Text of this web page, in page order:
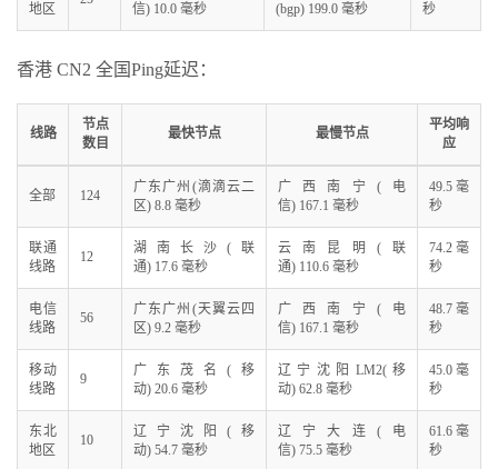
地区 信) 10.0 毫秒 (bgp) 199.0 毫秒 秒
香港 CN2 全国Ping延迟：
线路
节点
数目
最快节点 最慢节点
平均响
应
全部 124
广东广州(滴滴云二
区) 8.8 毫秒
广西南宁(电
信) 167.1 毫秒
49.5 毫
秒
联通
线路
12
湖南长沙(联
通) 17.6 毫秒
云南昆明(联
通) 110.6 毫秒
74.2 毫
秒
电信
线路
56
广东广州(天翼云四
区) 9.2 毫秒
广西南宁(电
信) 167.1 毫秒
48.7 毫
秒
移动
线路
9
广东茂名(移
动) 20.6 毫秒
辽宁沈阳LM2(移
动) 62.8 毫秒
45.0 毫
秒
东北
地区
10
辽宁沈阳(移
动) 54.7 毫秒
辽宁大连(电
信) 75.5 毫秒
61.6 毫
秒